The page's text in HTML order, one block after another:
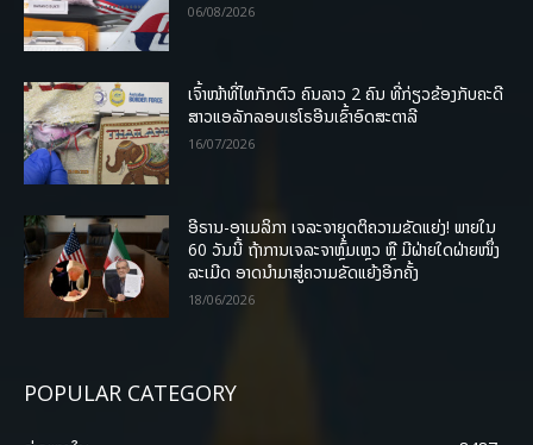
06/08/2026
ເຈົ້າໜ້າທີ່ໄທກັກຕົວ ຄົນລາວ 2 ຄົນ ທີ່ກ່ຽວຂ້ອງກັບຄະດີ
ສາວແອລັກລອບເຮໂຣອີນເຂົ້າອົດສະຕາລີ
16/07/2026
ອີຣານ-ອາເມລິກາ ເຈລະຈາຍຸດຕິຄວາມຂັດແຍ່ງ! ພາຍໃນ
60 ວັນນີ້ ຖ້າການເຈລະຈາຫຼົ້ມເຫຼວ ຫຼື ມີຝ່າຍໃດຝ່າຍໜຶ່ງ
ລະເມີດ ອາດນໍາມາສູ່ຄວາມຂັດແຍ້ງອີກຄັ້ງ
18/06/2026
POPULAR CATEGORY